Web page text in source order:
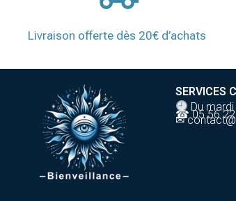
Livraison offerte dès 20€ d’achats
SERVICES
Du
☎ 05 56 22
✉